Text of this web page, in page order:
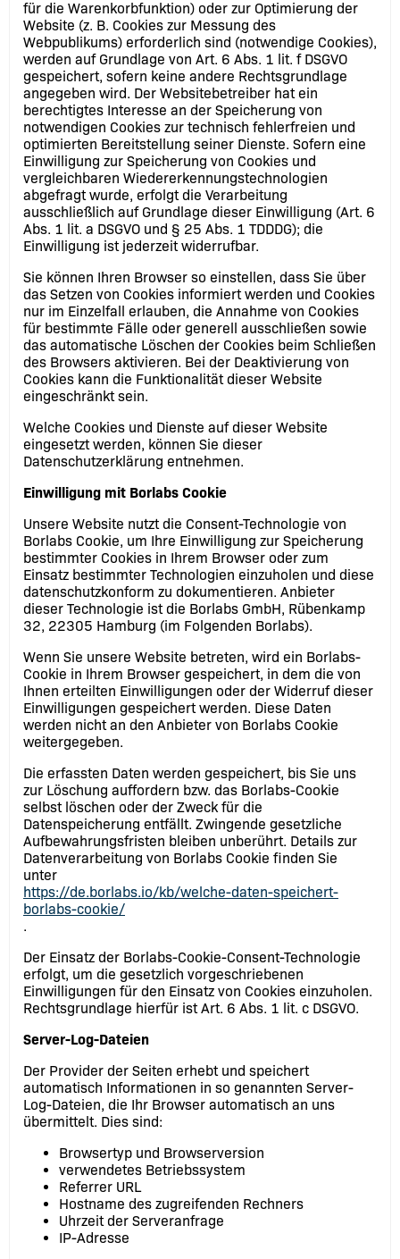
für die Warenkorbfunktion) oder zur Optimierung der
Website (z. B. Cookies zur Messung des
Webpublikums) erforderlich sind (notwendige Cookies),
werden auf Grundlage von Art. 6 Abs. 1 lit. f DSGVO
gespeichert, sofern keine andere Rechtsgrundlage
angegeben wird. Der Websitebetreiber hat ein
berechtigtes Interesse an der Speicherung von
notwendigen Cookies zur technisch fehlerfreien und
optimierten Bereitstellung seiner Dienste. Sofern eine
Einwilligung zur Speicherung von Cookies und
vergleichbaren Wiedererkennungstechnologien
abgefragt wurde, erfolgt die Verarbeitung
ausschließlich auf Grundlage dieser Einwilligung (Art. 6
Abs. 1 lit. a DSGVO und § 25 Abs. 1 TDDDG); die
Einwilligung ist jederzeit widerrufbar.
Sie können Ihren Browser so einstellen, dass Sie über
das Setzen von Cookies informiert werden und Cookies
nur im Einzelfall erlauben, die Annahme von Cookies
für bestimmte Fälle oder generell ausschließen sowie
das automatische Löschen der Cookies beim Schließen
des Browsers aktivieren. Bei der Deaktivierung von
Cookies kann die Funktionalität dieser Website
eingeschränkt sein.
Welche Cookies und Dienste auf dieser Website
eingesetzt werden, können Sie dieser
Datenschutzerklärung entnehmen.
Einwilligung mit Borlabs Cookie
Unsere Website nutzt die Consent-Technologie von
Borlabs Cookie, um Ihre Einwilligung zur Speicherung
bestimmter Cookies in Ihrem Browser oder zum
Einsatz bestimmter Technologien einzuholen und diese
datenschutzkonform zu dokumentieren. Anbieter
dieser Technologie ist die Borlabs GmbH, Rübenkamp
32, 22305 Hamburg (im Folgenden Borlabs).
Wenn Sie unsere Website betreten, wird ein Borlabs-
Cookie in Ihrem Browser gespeichert, in dem die von
Ihnen erteilten Einwilligungen oder der Widerruf dieser
Einwilligungen gespeichert werden. Diese Daten
werden nicht an den Anbieter von Borlabs Cookie
weitergegeben.
Die erfassten Daten werden gespeichert, bis Sie uns
zur Löschung auffordern bzw. das Borlabs-Cookie
selbst löschen oder der Zweck für die
Datenspeicherung entfällt. Zwingende gesetzliche
Aufbewahrungsfristen bleiben unberührt. Details zur
Datenverarbeitung von Borlabs Cookie finden Sie
unter
https://de.borlabs.io/kb/welche-daten-speichert-
borlabs-cookie/
.
Der Einsatz der Borlabs-Cookie-Consent-Technologie
erfolgt, um die gesetzlich vorgeschriebenen
Einwilligungen für den Einsatz von Cookies einzuholen.
Rechtsgrundlage hierfür ist Art. 6 Abs. 1 lit. c DSGVO.
Server-Log-Dateien
Der Provider der Seiten erhebt und speichert
automatisch Informationen in so genannten Server-
Log-Dateien, die Ihr Browser automatisch an uns
übermittelt. Dies sind:
Browsertyp und Browserversion
verwendetes Betriebssystem
Referrer URL
Hostname des zugreifenden Rechners
Uhrzeit der Serveranfrage
IP-Adresse